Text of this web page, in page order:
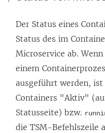
Der Status eines
Status des im
Microservice ab.
einem
ausgeführt werden, ist
Containers "Aktiv"
Statusseite) bzw.
die TSM-Befehlszeile